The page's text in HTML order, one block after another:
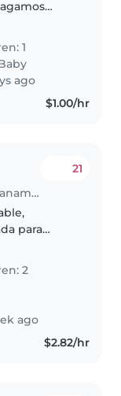
1
ago
$1.00/hr
Babysitting job in Panama City
21
para
de
y
mantener
2
ago
$2.82/hr